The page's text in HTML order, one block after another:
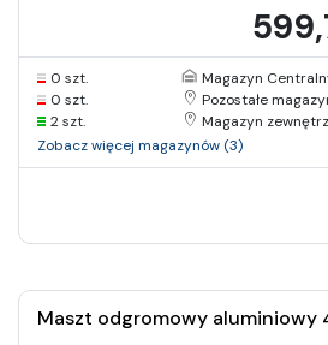
0 szt.
Magazyn
0 szt.
Pozostałe
2 szt.
Magazyn
Zobacz więcej magazynów (3)
Maszt odgromowy aluminiowy